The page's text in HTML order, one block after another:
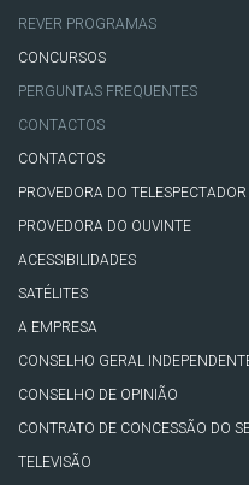
REVER PROGRAMAS
CONCURSOS
PERGUNTAS FREQUENTES
CONTACTOS
CONTACTOS
PROVEDORA DO TELESPECTADOR
PROVEDORA DO OUVINTE
ACESSIBILIDADES
SATÉLITES
A EMPRESA
CONSELHO GERAL
CONSELHO DE OPINIÃO
CONTRATO DE CONCESSÃO DO
TELEVISÃO